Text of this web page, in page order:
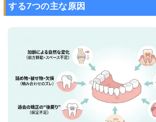
する7つの主な原因